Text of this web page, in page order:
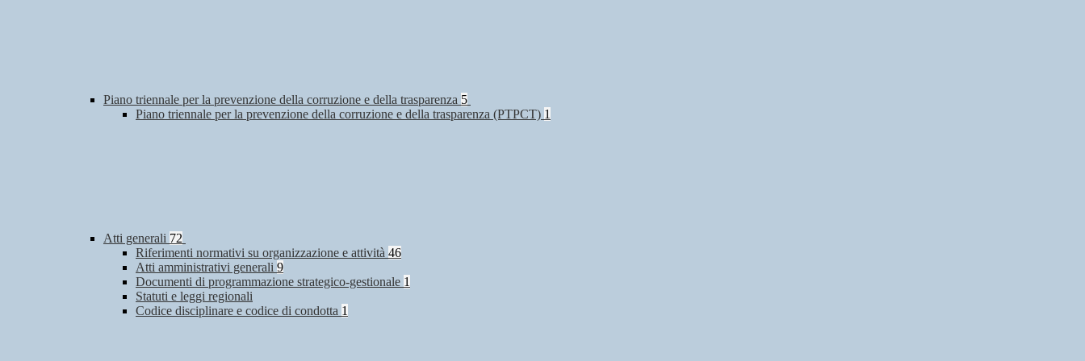
Piano triennale per la prevenzione della corruzione e della trasparenza 5
Piano triennale per la prevenzione della corruzione e della trasparenza (PTPCT) 1
Atti generali 72
Riferimenti normativi su organizzazione e attività 46
Atti amministrativi generali 9
Documenti di programmazione strategico-gestionale 1
Statuti e leggi regionali
Codice disciplinare e codice di condotta 1